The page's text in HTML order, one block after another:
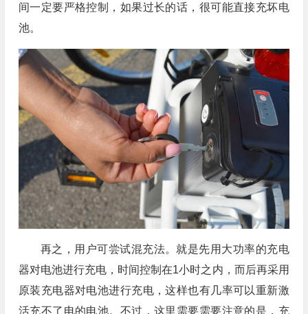
间一定要严格控制，如果过长的话，很可能直接充坏电
池。
再之，用户可尝试混充法。就是先用大功率的充电
器对电池进行充电，时间控制在1小时之内，而后再采用
原装充电器对电池进行充电，这样也有几率可以重新激
活充不了电的电池。不过，这里需要需要注意的是，充